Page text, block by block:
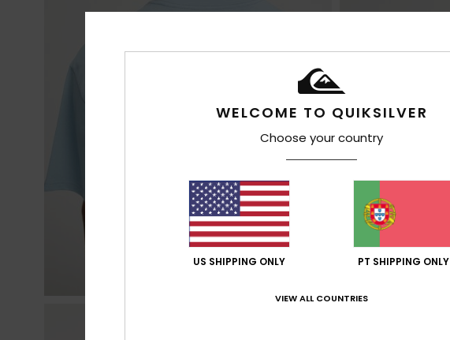
WELCOME TO QUIKSILVER
Choose your country
US SHIPPING ONLY PT SHIPPING ONLY
VIEW ALL COUNTRIES